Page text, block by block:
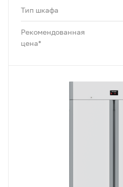
Тип шкафа
Рекомендованная
цена*